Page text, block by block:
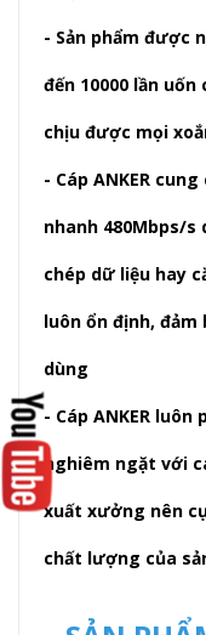
- Sản phẩm được
đến 10000 lần
chịu được mọi
- Cáp ANKER
nhanh 480Mbps/
chép dữ liệu hay
luôn ổn định,
dùng
- Cáp ANKER
nghiêm ngặt với
xuất xưởng nên
chất lượng của